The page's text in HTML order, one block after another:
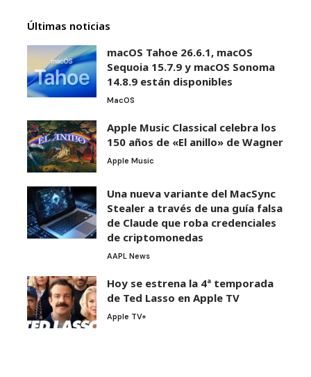
Últimas noticias
macOS Tahoe 26.6.1, macOS
Sequoia 15.7.9 y macOS Sonoma
14.8.9 están disponibles
MacOS
Apple Music Classical celebra los
150 años de «El anillo» de Wagner
Apple Music
Una nueva variante del MacSync
Stealer a través de una guía falsa
de Claude que roba credenciales
de criptomonedas
AAPL News
Hoy se estrena la 4ª temporada
de Ted Lasso en Apple TV
Apple TV+